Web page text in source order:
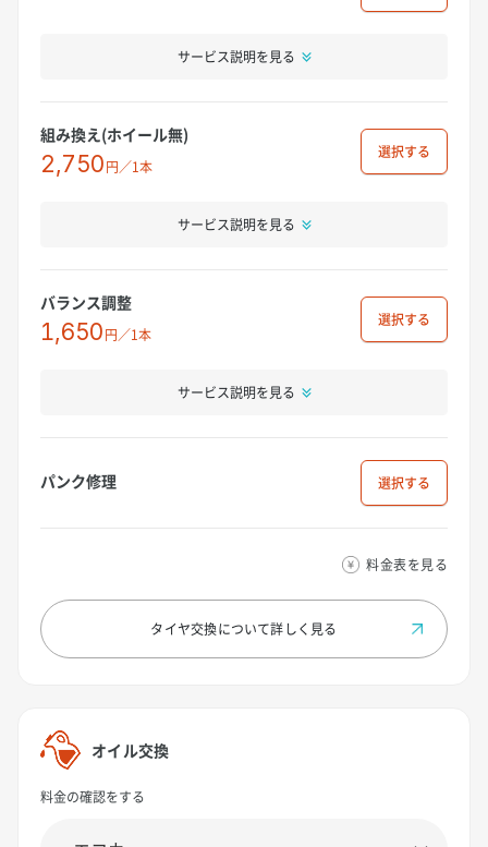
サービス説明を見る
組み換え(ホイール無)
2,750円／1本
選択
サービス説明を見る
バランス調整
1,650円／1本
選択
サービス説明を見る
パンク修理 選択
料金表を見る
タイヤ交換について詳しく見る
オイル交換
料金の確認をする